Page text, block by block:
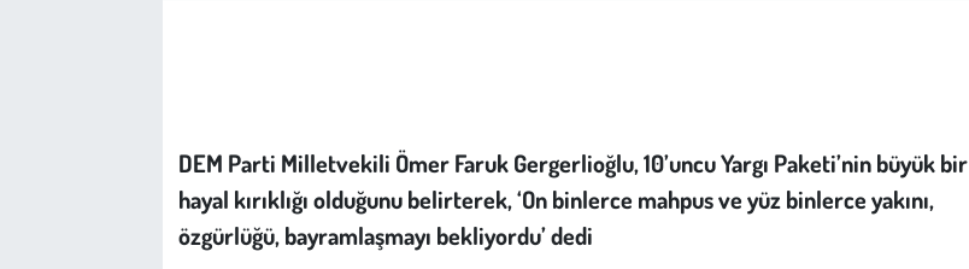
DEM Parti Milletvekili Ömer Faruk Gergerlioğlu, 10’uncu Yargı Paketi’nin büyük bir
hayal kırıklığı olduğunu belirterek, ‘On binlerce mahpus ve yüz binlerce yakını,
özgürlüğü, bayramlaşmayı bekliyordu’ dedi
Günün İçinden